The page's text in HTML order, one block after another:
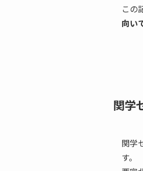
この
向い
関学
関学
す。